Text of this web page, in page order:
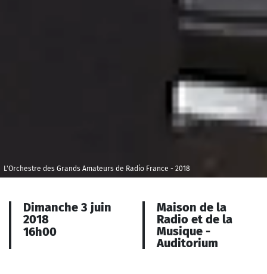
L'Orchestre des Grands Amateurs de Radio France - 2018
Dimanche 3 juin
2018
16h00
Maison de la
Radio et de la
Musique -
Auditorium